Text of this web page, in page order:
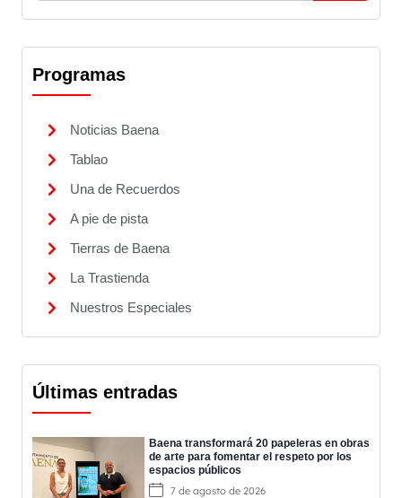
Programas
Noticias Baena
Tablao
Una de Recuerdos
A pie de pista
Tierras de Baena
La Trastienda
Nuestros Especiales
Últimas entradas
Baena transformará 20 papeleras en obras
de arte para fomentar el respeto por los
espacios públicos
7 de agosto de 2026